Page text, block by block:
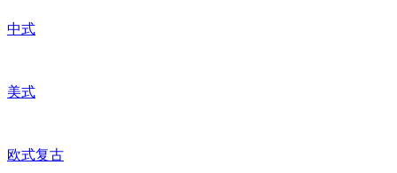
中式
美式
欧式复古